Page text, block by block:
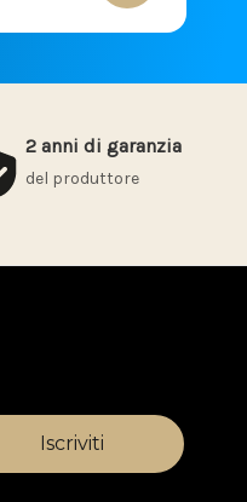
2 anni di garanzia
del produttore